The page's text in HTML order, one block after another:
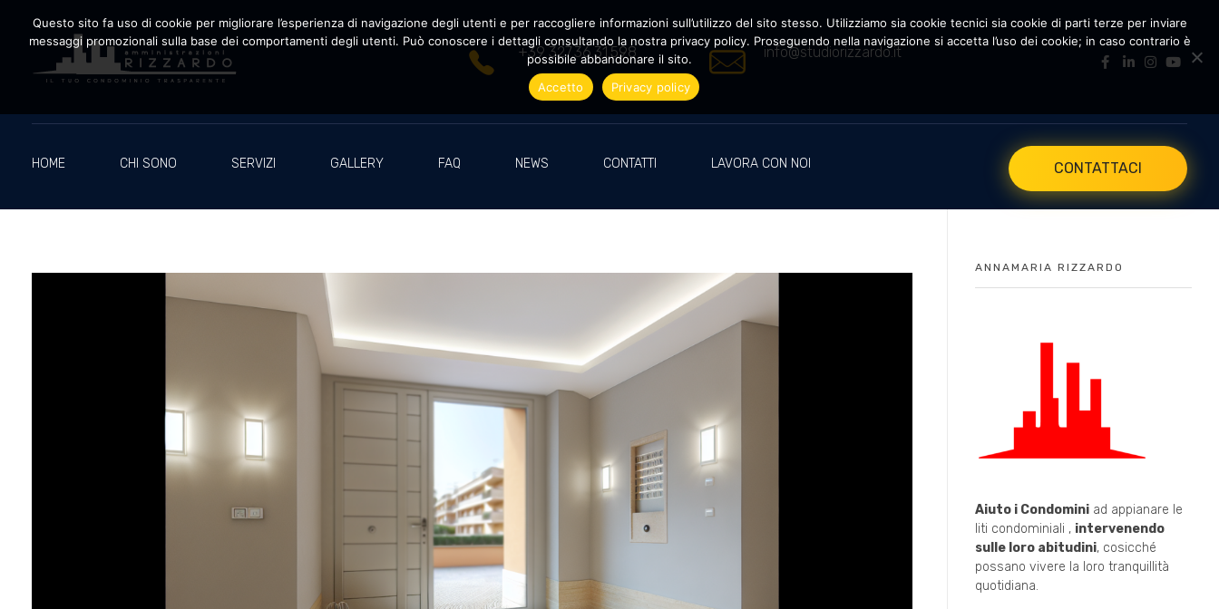
+39 327.36.31.598 info@studiorizzardo.it
HOME CHI SONO SERVIZI GALLERY FAQ NEWS CONTATTI LAVORA CON NOI CONTATTACI
ANNAMARIA RIZZARDO
Aiuto i Condomini ad appianare le
liti condominiali , intervenendo
sulle loro abitudini, cosicché
possano vivere la loro tranquillità
quotidiana.
Questo sito fa uso di cookie per migliorare l’esperienza di navigazione degli utenti e per raccogliere informazioni sull’utilizzo del sito stesso. Utilizziamo sia cookie tecnici sia cookie di parti terze per inviare
messaggi promozionali sulla base dei comportamenti degli utenti. Può conoscere i dettagli consultando la nostra privacy policy. Proseguendo nella navigazione si accetta l’uso dei cookie; in caso contrario è
possibile abbandonare il sito.
Accetto
Privacy policy